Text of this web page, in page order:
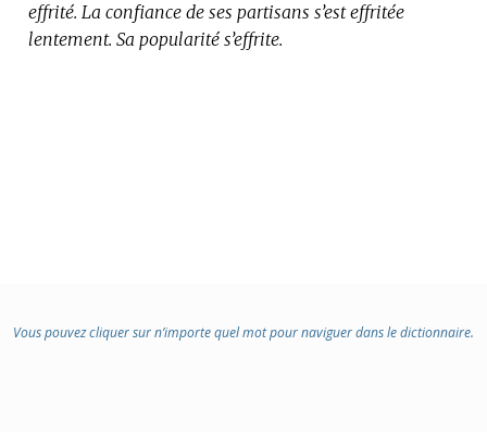
effrité. La confiance de ses partisans s’est effritée
lentement. Sa popularité s’effrite.
Vous pouvez cliquer sur n’importe quel mot pour naviguer dans le dictionnaire.